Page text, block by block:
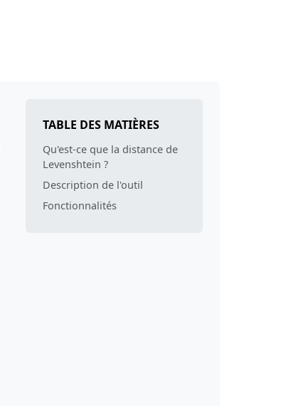
TABLE DES MATIÈRES
Qu'est-ce que la distance de
Levenshtein ?
Description de l'outil
Fonctionnalités